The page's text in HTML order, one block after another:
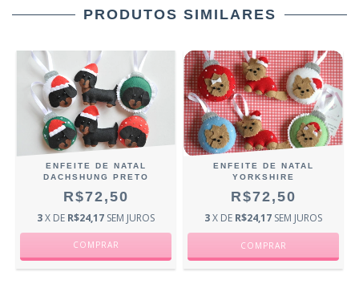
PRODUTOS SIMILARES
ENFEITE DE NATAL
DACHSHUNG PRETO
R$72,50
3X DE R$24,17 SEM JUROS
ENFEITE DE NATAL
YORKSHIRE
R$72,50
3X DE R$24,17 SEM JUROS